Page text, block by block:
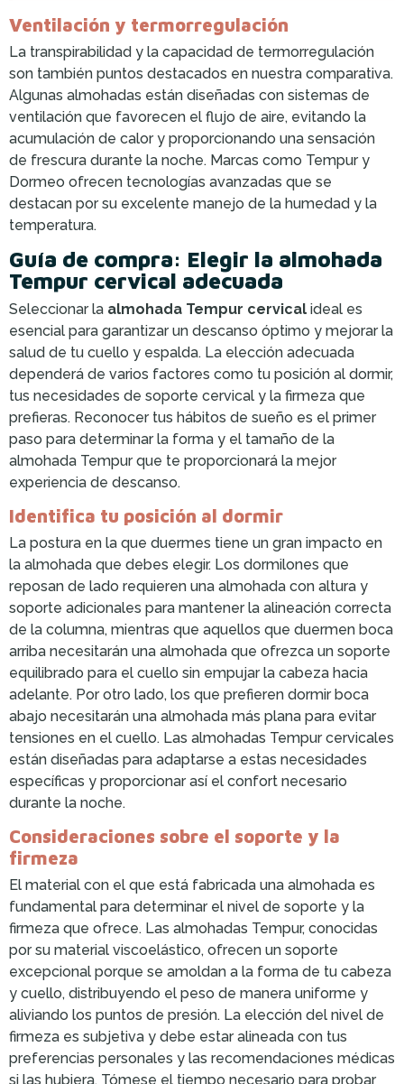
Ventilación y termorregulación
La transpirabilidad y la capacidad de termorregulación
son también puntos destacados en nuestra comparativa.
Algunas almohadas están diseñadas con sistemas de
ventilación que favorecen el flujo de aire, evitando la
acumulación de calor y proporcionando una sensación
de frescura durante la noche. Marcas como Tempur y
Dormeo ofrecen tecnologías avanzadas que se
destacan por su excelente manejo de la humedad y la
temperatura.
Guía de compra: Elegir la almohada
Tempur cervical adecuada
Seleccionar la almohada Tempur cervical ideal es
esencial para garantizar un descanso óptimo y mejorar la
salud de tu cuello y espalda. La elección adecuada
dependerá de varios factores como tu posición al dormir,
tus necesidades de soporte cervical y la firmeza que
prefieras. Reconocer tus hábitos de sueño es el primer
paso para determinar la forma y el tamaño de la
almohada Tempur que te proporcionará la mejor
experiencia de descanso.
Identifica tu posición al dormir
La postura en la que duermes tiene un gran impacto en
la almohada que debes elegir. Los dormilones que
reposan de lado requieren una almohada con altura y
soporte adicionales para mantener la alineación correcta
de la columna, mientras que aquellos que duermen boca
arriba necesitarán una almohada que ofrezca un soporte
equilibrado para el cuello sin empujar la cabeza hacia
adelante. Por otro lado, los que prefieren dormir boca
abajo necesitarán una almohada más plana para evitar
tensiones en el cuello. Las almohadas Tempur cervicales
están diseñadas para adaptarse a estas necesidades
específicas y proporcionar así el confort necesario
durante la noche.
Consideraciones sobre el soporte y la
firmeza
El material con el que está fabricada una almohada es
fundamental para determinar el nivel de soporte y la
firmeza que ofrece. Las almohadas Tempur, conocidas
por su material viscoelástico, ofrecen un soporte
excepcional porque se amoldan a la forma de tu cabeza
y cuello, distribuyendo el peso de manera uniforme y
aliviando los puntos de presión. La elección del nivel de
firmeza es subjetiva y debe estar alineada con tus
preferencias personales y las recomendaciones médicas
si las hubiera. Tómese el tiempo necesario para probar